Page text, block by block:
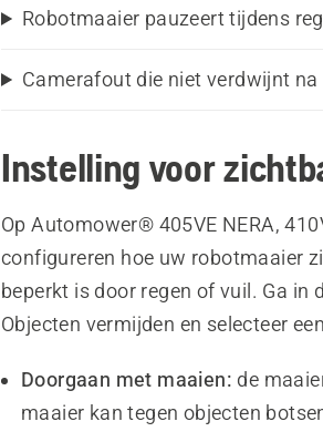
Robotmaaier pauzeert tijdens
Camerafout die niet verdwijnt na
Instelling voor
Op Automower® 405VE NERA,
configureren hoe uw robotmaaier
beperkt is door regen of vuil. Ga in
Objecten vermijden en selecteer
Doorgaan met maaien: de
maaier kan tegen objecten